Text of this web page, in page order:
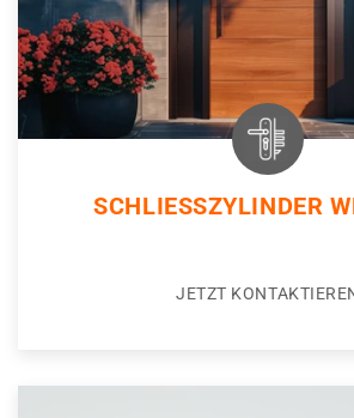
SCHLIESSZYLINDER
JETZT